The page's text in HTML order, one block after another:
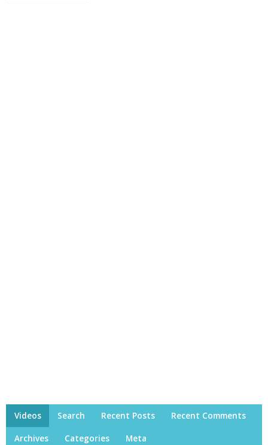
Videos Search Recent Posts Recent Comments
Archives Categories Meta